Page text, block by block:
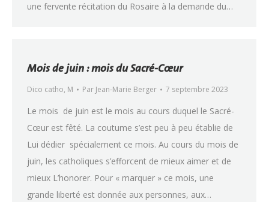
une fervente récitation du Rosaire à la demande du…
Mois de juin : mois du Sacré-Cœur
Dico catho, M Par Jean-Marie Berger 7 septembre 2023
Le mois de juin est le mois au cours duquel le Sacré-
Cœur est fêté. La coutume s’est peu à peu établie de
Lui dédier spécialement ce mois. Au cours du mois de
juin, les catholiques s’efforcent de mieux aimer et de
mieux L’honorer. Pour « marquer » ce mois, une
grande liberté est donnée aux personnes, aux…